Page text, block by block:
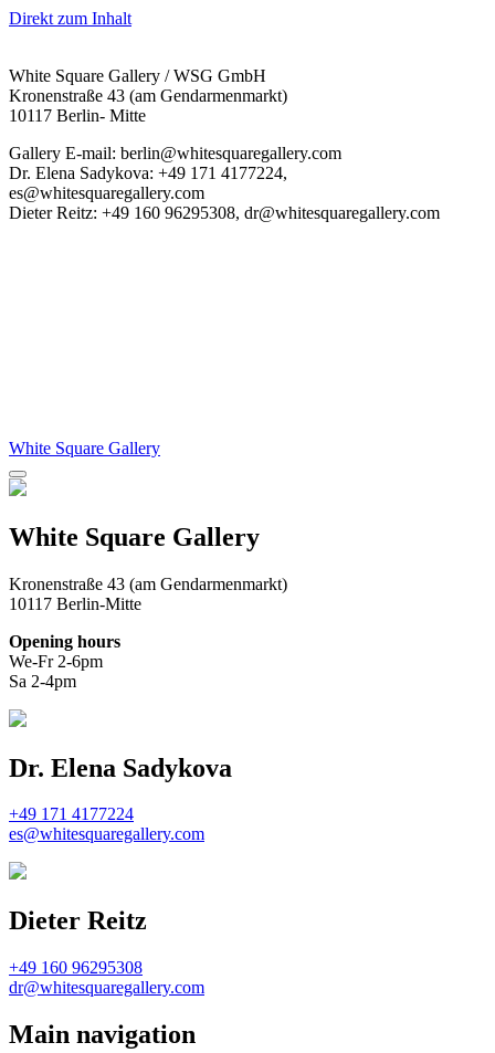
Direkt zum Inhalt
White Square Gallery / WSG GmbH
Kronenstraße 43 (am Gendarmenmarkt)
10117 Berlin- Mitte
Gallery E-mail: berlin@whitesquaregallery.com
Dr. Elena Sadykova: +49 171 4177224,
es@whitesquaregallery.com
Dieter Reitz: +49 160 96295308, dr@whitesquaregallery.com
White Square Gallery
White Square Gallery
Kronenstraße 43 (am Gendarmenmarkt)
10117 Berlin-Mitte
Opening hours
We-Fr 2-6pm
Sa 2-4pm
Dr. Elena Sadykova
+49 171 4177224
es@whitesquaregallery.com
Dieter Reitz
+49 160 96295308
dr@whitesquaregallery.com
Main navigation